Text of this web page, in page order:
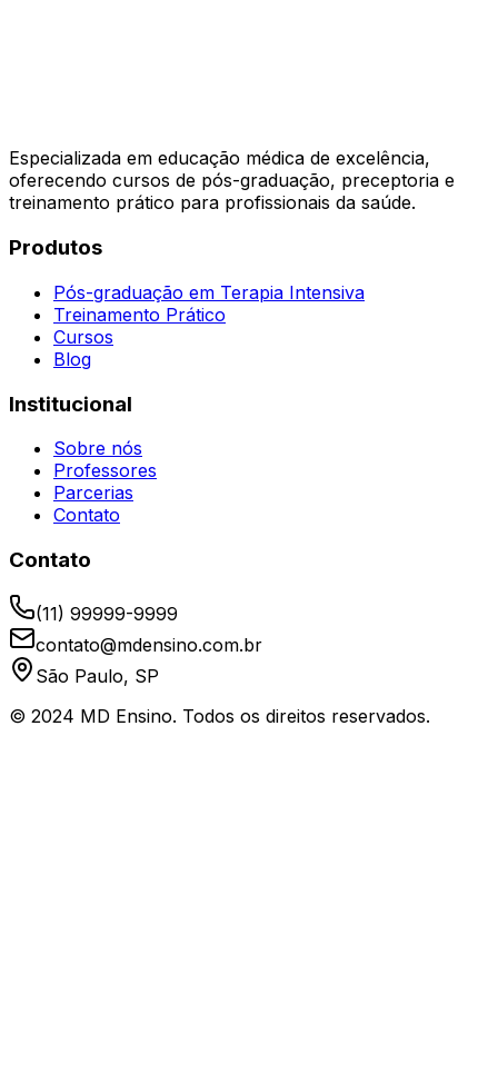
Especializada em educação médica de excelência,
oferecendo cursos de pós-graduação, preceptoria e
treinamento prático para profissionais da saúde.
Produtos
Pós-graduação em Terapia Intensiva
Treinamento Prático
Cursos
Blog
Institucional
Sobre nós
Professores
Parcerias
Contato
Contato
(11) 99999-9999
contato@mdensino.com.br
São Paulo, SP
© 2024 MD Ensino. Todos os direitos reservados.